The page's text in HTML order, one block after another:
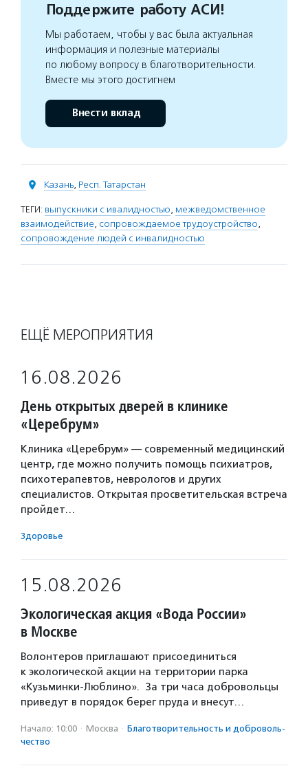
Поддержите работу АСИ!
Мы работаем, чтобы у вас была актуальная
информация и полезные материалы
по любому вопросу в благотворительности.
Вместе мы этого достигнем
Внести вклад
Казань, Респ. Татарстан
ТЕГИ: выпускники с ивалидностью, межведомственное
взаимодействие, сопровождаемое трудоустройство,
сопровождение людей с инвалидностью
ЕЩЁ МЕРОПРИЯТИЯ
16.08.2026
День открытых дверей в клинике
«Церебрум»
Клиника «Церебрум» — современный медицинский
центр, где можно получить помощь психиатров,
психотерапевтов, неврологов и других
специалистов. Открытая просветительская встреча
пройдет…
Здоровье
15.08.2026
Экологическая акция «Вода России»
в Москве
Волонтеров приглашают присоединиться
к экологической акции на территории парка
«Кузьминки-Люблино». За три часа добровольцы
приведут в порядок берег пруда и внесут…
Начало: 10:00 · Москва · Благотвори­тель­ность и доброволь­
чест­во